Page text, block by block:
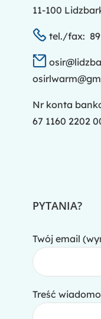
11-100
tel./fax: 89
Nr konta
67 1160 2202
PYTANIA?
Twój email
Treść